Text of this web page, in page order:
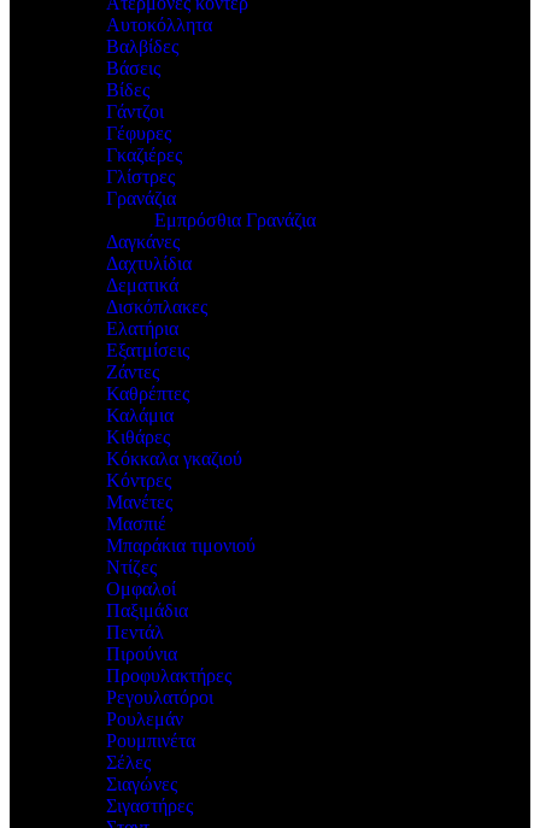
Αυτοκόλλητα
Βαλβίδες
Βάσεις
Βίδες
Γάντζοι
Γέφυρες
Γκαζιέρες
Γλίστρες
Γρανάζια
Εμπρόσθια Γρανάζια
Δαγκάνες
Δαχτυλίδια
Δεματικά
Δισκόπλακες
Ελατήρια
Εξατμίσεις
Ζάντες
Καθρέπτες
Καλάμια
Κιθάρες
Κόκκαλα γκαζιού
Κόντρες
Μανέτες
Μασπιέ
Μπαράκια τιμονιού
Ντίζες
Ομφαλοί
Παξιμάδια
Πεντάλ
Πιρούνια
Προφυλακτήρες
Ρεγουλατόροι
Ρουλεμάν
Ρουμπινέτα
Σέλες
Σιαγώνες
Σιγαστήρες